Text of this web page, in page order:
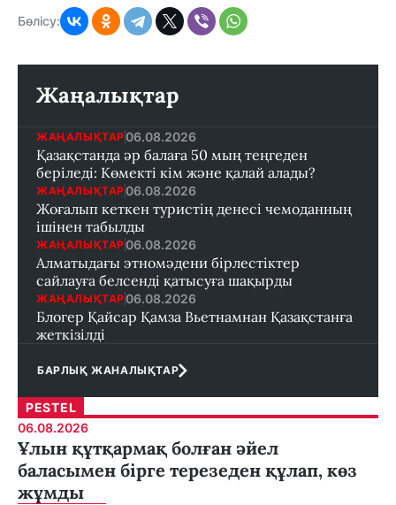
Бөлісу:
Жаңалықтар
ЖАҢАЛЫҚТАР 06.08.2026
Қазақстанда әр балаға 50 мың теңгеден
беріледі: Көмекті кім және қалай алады?
ЖАҢАЛЫҚТАР 06.08.2026
Жоғалып кеткен туристің денесі чемоданның
ішінен табылды
ЖАҢАЛЫҚТАР 06.08.2026
Алматыдағы этномәдени бірлестіктер
сайлауға белсенді қатысуға шақырды
ЖАҢАЛЫҚТАР 06.08.2026
Блогер Қайсар Қамза Вьетнамнан Қазақстанға
жеткізілді
БАРЛЫҚ ЖАНАЛЫҚТАР
PESTEL
06.08.2026
Ұлын құтқармақ болған әйел
баласымен бірге терезеден құлап, көз
жұмды